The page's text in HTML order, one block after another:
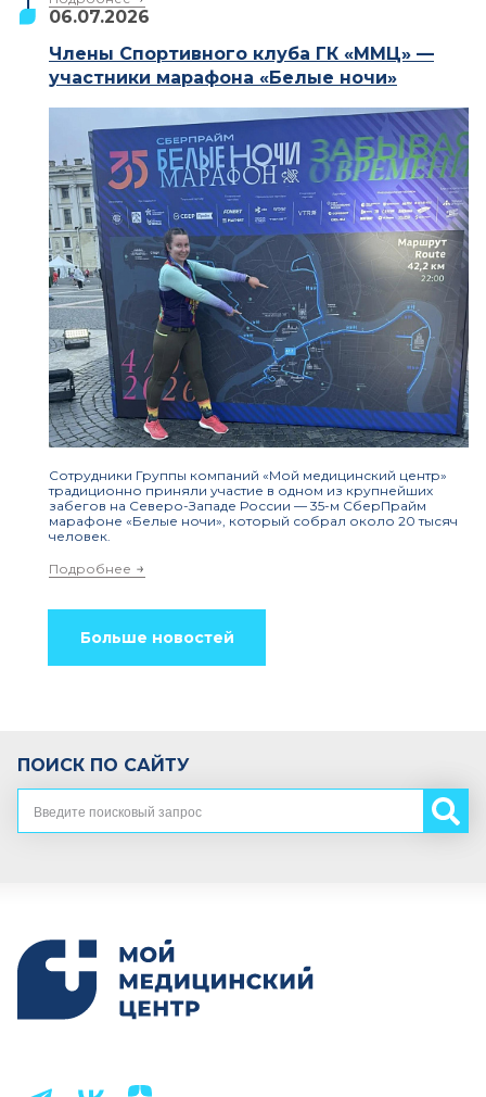
06.07.2026
Члены Спортивного клуба ГК «ММЦ» —
участники марафона «Белые ночи»
Сотрудники Группы компаний «Мой медицинский центр»
традиционно приняли участие в одном из крупнейших
забегов на Северо-Западе России — 35-м СберПрайм
марафоне «Белые ночи», который собрал около 20 тысяч
человек.
Подробнее
Больше новостей
ПОИСК ПО САЙТУ